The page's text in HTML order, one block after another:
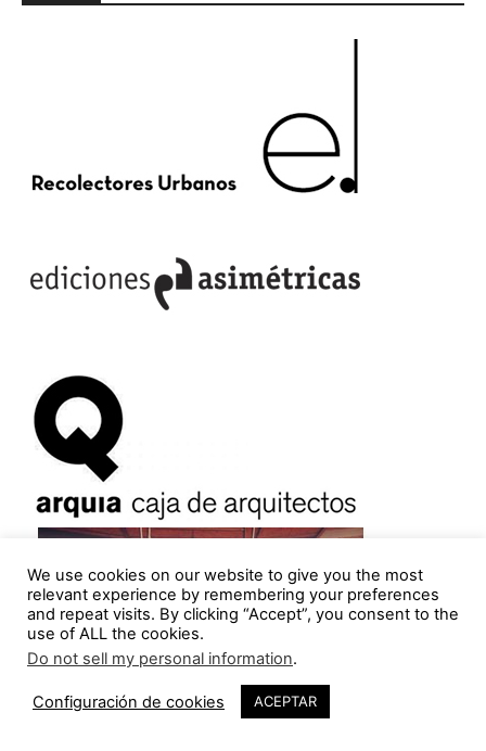
We use cookies on our website to give you the most
relevant experience by remembering your preferences
and repeat visits. By clicking “Accept”, you consent to the
use of ALL the cookies.
Do not sell my personal information.
Configuración de cookies ACEPTAR